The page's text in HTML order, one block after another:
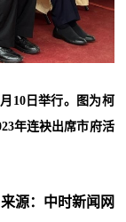
10日举行。图为柯
年连袂出席市府活
来源：中时新闻网